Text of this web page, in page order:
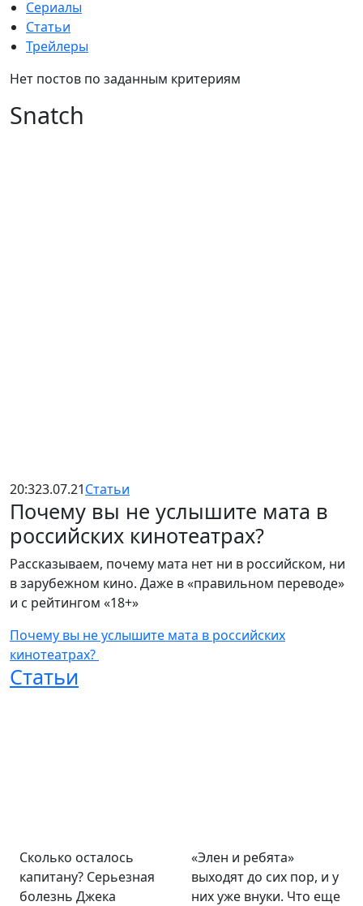
Сериалы
Статьи
Трейлеры
Нет постов по заданным критериям
Snatch
20:323.07.21Статьи
Почему вы не услышите мата в
российских кинотеатрах?
Рассказываем, почему мата нет ни в российском, ни
в зарубежном кино. Даже в «правильном переводе»
и с рейтингом «18+»
Почему вы не услышите мата в российских
кинотеатрах?
Статьи
Сколько осталось
капитану? Серьезная
болезнь Джека
«Элен и ребята»
выходят до сих пор, и у
них уже внуки. Что еще